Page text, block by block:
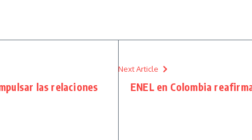
las relaciones
Next Article
ENEL en Colombia